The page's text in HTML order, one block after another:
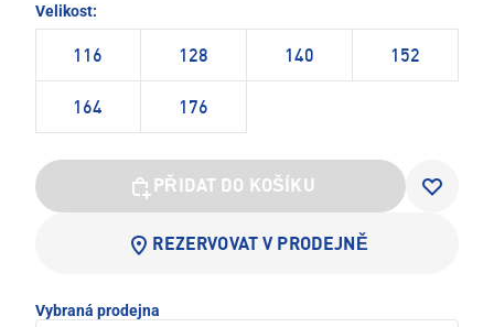
Velikost:
116 128 140 152
164 176
PŘIDAT DO KOŠÍKU
REZERVOVAT V PRODEJNĚ
Vybraná prodejna